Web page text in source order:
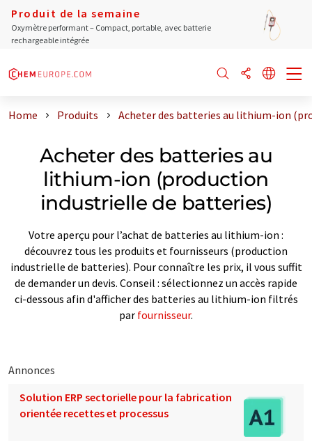
Produit de la semaine
Oxymètre performant – Compact, portable, avec batterie
rechargeable intégrée
Home Produits Acheter des batteries au lithium-ion
Acheter des batteries au
lithium-ion (production
industrielle de batteries)
Votre aperçu pour l’achat de batteries au lithium-ion :
découvrez tous les produits et fournisseurs (production
industrielle de batteries). Pour connaître les prix, il vous suffit
de demander un devis. Conseil : sélectionnez un accès rapide
ci-dessous afin d'afficher des batteries au lithium-ion filtrés
par fournisseur.
Annonces
Solution ERP sectorielle pour la fabrication
orientée recettes et processus